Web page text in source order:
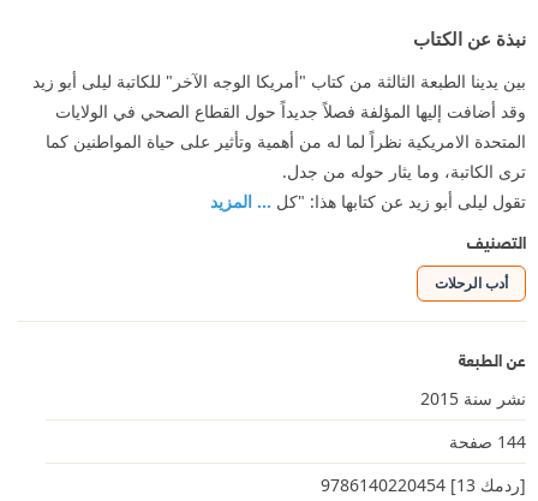
نبذة عن الكتاب
بين يدينا الطبعة الثالثة من كتاب "أمريكا الوجه الآخر" للكاتبة ليلى أبو زيد
وقد أضافت إليها المؤلفة فصلاً جديداً حول القطاع الصحي في الولايات
المتحدة الامريكية نظراً لما له من أهمية وتأثير على حياة المواطنين كما
ترى الكاتبة، وما يثار حوله من جدل.
تقول ليلى أبو زيد عن كتابها هذا: "كل ... المزيد
التصنيف
أدب الرحلات
عن الطبعة
نشر سنة 2015
144 صفحة
[ردمك 13] 9786140220454